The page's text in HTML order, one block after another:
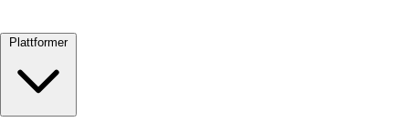
Plattformer